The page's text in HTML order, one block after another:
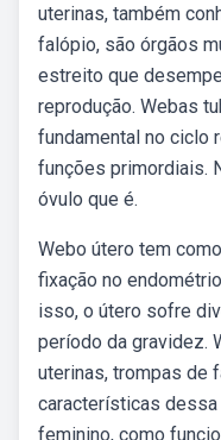
uterinas, também
falópio, são órgãos
estreito que
reprodução. Webas
fundamental no ciclo
funções primordiais.
óvulo que é.
Webo útero tem
fixação no
isso, o útero sofre
período da gravidez.
uterinas, trompas de
características
feminino, como